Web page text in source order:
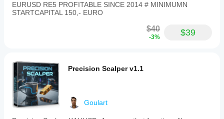
EURUSD RE5 PROFITABLE SINCE 2014 # MINIMUMN
STARTCAPITAL 150,- EURO
$40
-3% $39
Precision Scalper v1.1
Goulart